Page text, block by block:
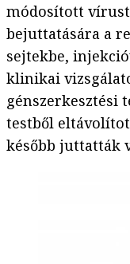
módosított vírust
bejuttatására a
sejtekbe,
klinikai
génszerkesztési
testből
később juttatták